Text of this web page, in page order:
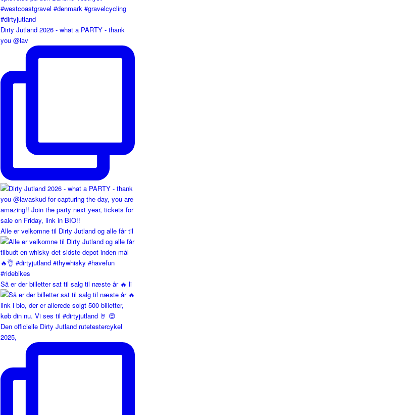
Dirty Jutland 2026 - what a PARTY - thank
you @lav
Alle er velkomne til Dirty Jutland og alle får til
Så er der billetter sat til salg til næste år 🔥 li
Den officielle Dirty Jutland rutetestercykel
2025,